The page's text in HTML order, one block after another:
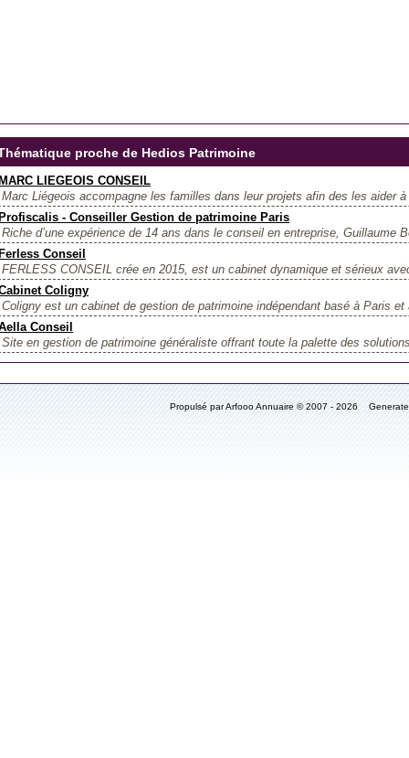
proche de Hedios Patrimoine
LIEGEOIS CONSEIL
Marc Liégeois accompagne les familles dans leur projets afin des les aider
- Conseiller Gestion de patrimoine Paris
Riche d’une expérience de 14 ans dans le conseil en entreprise, Guillaume
Conseil
FERLESS CONSEIL crée en 2015, est un cabinet dynamique et sérieux
Coligny
Coligny est un cabinet de gestion de patrimoine indépendant basé à Paris et
Conseil
Site en gestion de patrimoine généraliste offrant toute la palette des
Propulsé par Arfooo Annuaire © 2007 - 2026